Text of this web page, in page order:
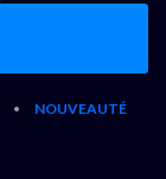
•
NOUVEAUTÉ